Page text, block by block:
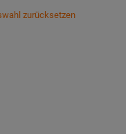
zurücksetzen